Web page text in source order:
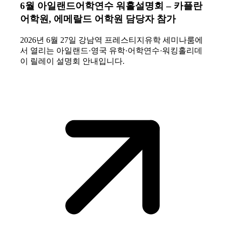
6월 아일랜드어학연수 워홀설명회 – 카플란
어학원, 에메랄드 어학원 담당자 참가
2026년 6월 27일 강남역 프레스티지유학 세미나룸에
서 열리는 아일랜드·영국 유학·어학연수·워킹홀리데
이 릴레이 설명회 안내입니다.